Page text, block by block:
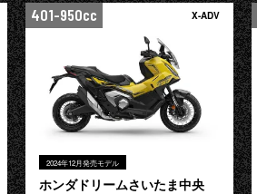
401-950cc X-ADV
2024年12月発売モデル
ホンダドリームさいたま中央